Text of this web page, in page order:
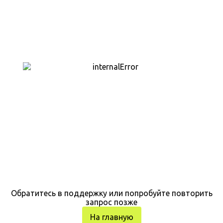
Обратитесь в поддержку или попробуйте повторить
запрос позже
На главную